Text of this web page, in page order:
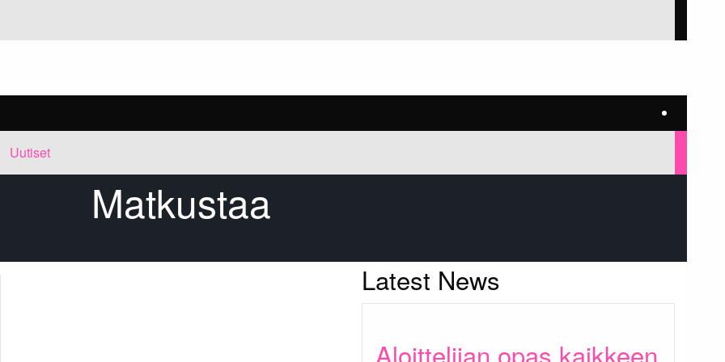
Uutiset
Matkustaa
Latest News
Aloittelijan opas kaikkeen